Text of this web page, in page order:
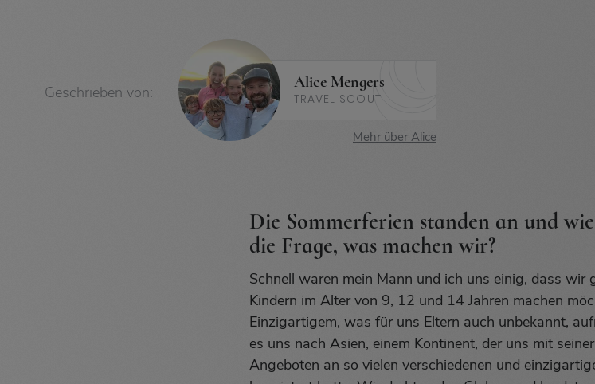
Geschrieben von:
Alice Mengers
TRAVEL SCOUT
Mehr über Alice
Die Sommerferien standen an und
die Frage, was machen wir?
Schnell waren mein Mann und ich uns einig, dass wir
Kindern im Alter von 9, 12 und 14 Jahren machen
Einzigartigem, was für uns Eltern auch unbekannt,
es uns nach Asien, einem Kontinent, der uns mit
Angeboten an so vielen verschiedenen und